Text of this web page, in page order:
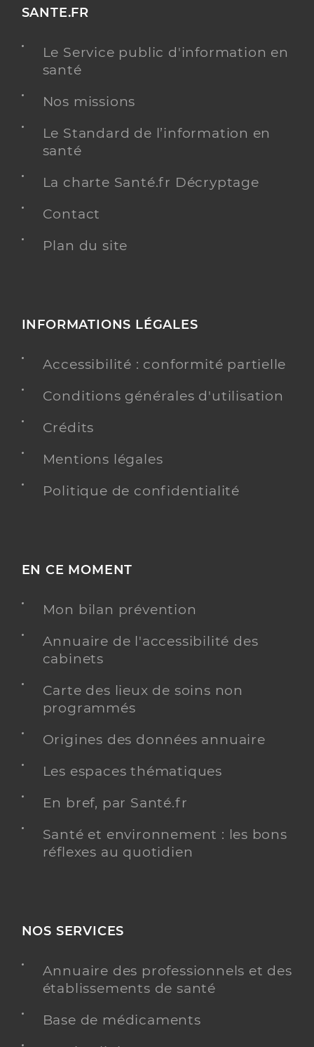
SANTE.FR
Le Service public d'information en
santé
Nos missions
Le Standard de l’information en
santé
La charte Santé.fr Décryptage
Contact
Plan du site
INFORMATIONS LÉGALES
Accessibilité : conformité partielle
Conditions générales d'utilisation
Crédits
Mentions légales
Politique de confidentialité
EN CE MOMENT
Mon bilan prévention
Annuaire de l'accessibilité des
cabinets
Carte des lieux de soins non
programmés
Origines des données annuaire
Les espaces thématiques
En bref, par Santé.fr
Santé et environnement : les bons
réflexes au quotidien
NOS SERVICES
Annuaire des professionnels et des
établissements de santé
Base de médicaments